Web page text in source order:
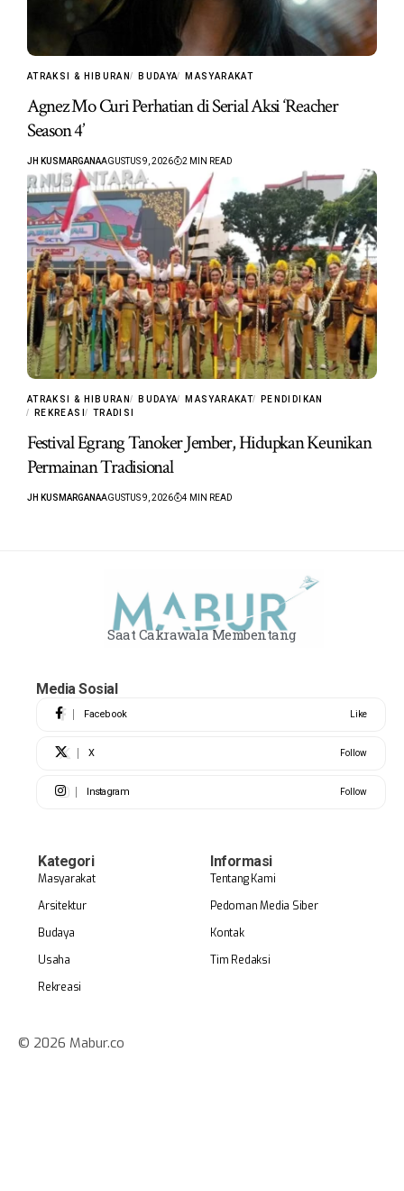
ATRAKSI & HIBURAN BUDAYA MASYARAKAT
Agnez Mo Curi Perhatian di Serial Aksi ‘Reacher
Season 4’
JH KUSMARGANAAGUSTUS 9, 2026 2 MIN READ
ATRAKSI & HIBURAN BUDAYA MASYARAKAT
PENDIDIKAN
REKREASI
TRADISI
Festival Egrang Tanoker Jember, Hidupkan Keunikan
Permainan Tradisional
JH KUSMARGANAAGUSTUS 9, 2026 4 MIN READ
Saat Cakrawala Membentang
Media Sosial
Facebook Like
X Follow
Instagram Follow
Kategori
Masyarakat
Arsitektur
Budaya
Usaha
Rekreasi
Informasi
Tentang Kami
Pedoman Media Siber
Kontak
Tim Redaksi
© 2026 Mabur.co